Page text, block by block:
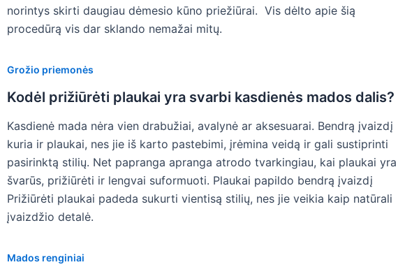
norintys skirti daugiau dėmesio kūno priežiūrai. Vis dėlto apie šią
procedūrą vis dar sklando nemažai mitų.
Grožio priemonės
Kodėl prižiūrėti plaukai yra svarbi kasdienės mados dalis?
Kasdienė mada nėra vien drabužiai, avalynė ar aksesuarai. Bendrą įvaizdį
kuria ir plaukai, nes jie iš karto pastebimi, įrėmina veidą ir gali sustiprinti
pasirinktą stilių. Net papranga apranga atrodo tvarkingiau, kai plaukai yra
švarūs, prižiūrėti ir lengvai suformuoti. Plaukai papildo bendrą įvaizdį
Prižiūrėti plaukai padeda sukurti vientisą stilių, nes jie veikia kaip natūrali
įvaizdžio detalė.
Mados renginiai